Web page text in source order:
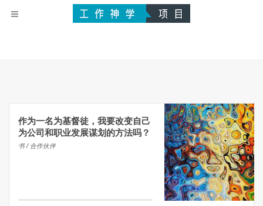
作为一名为基督徒，我要改变自己
为公司和职业发展谋划的方法吗？
书 / 合作伙伴